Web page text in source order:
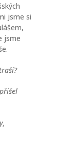
jsme si
jsme